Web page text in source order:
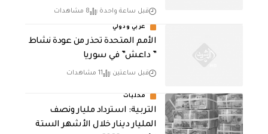
قبل ساعة واحدة 8 مشاهدات
عربي ودولي
الأمم المتحدة تحذر من عودة نشاط
” داعش” في سوريا
قبل ساعتين 11 مشاهدات
محليات
التربية: استرداد مليار ونصف
المليار دينار خلال الأشهر الستة